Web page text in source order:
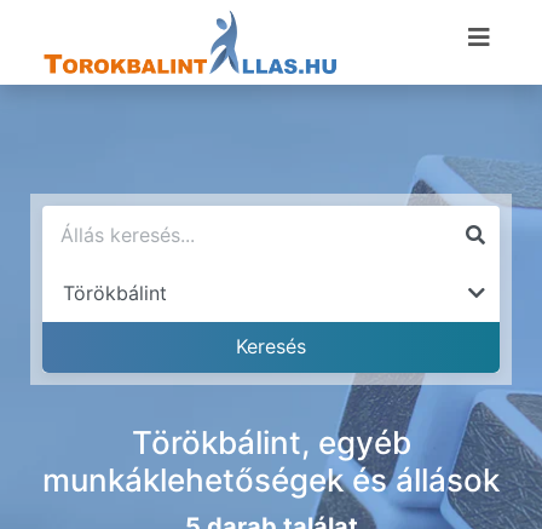
Törökbálint, egyéb
munkáklehetőségek és állások